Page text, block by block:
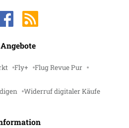
Angebote
Fly+ Flug Revue Pur
Widerruf digitaler Käufe